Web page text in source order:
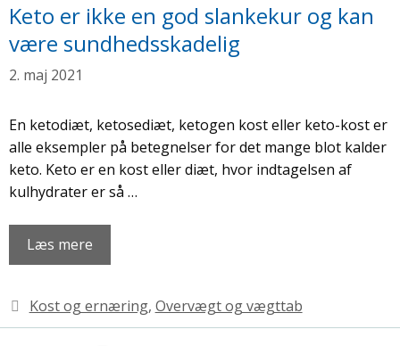
Keto er ikke en god slankekur og kan
være sundhedsskadelig
2. maj 2021
En ketodiæt, ketosediæt, ketogen kost eller keto-kost er
alle eksempler på betegnelser for det mange blot kalder
keto. Keto er en kost eller diæt, hvor indtagelsen af
kulhydrater er så …
Læs mere
Kategorier
Kost og ernæring, Overvægt og vægttab